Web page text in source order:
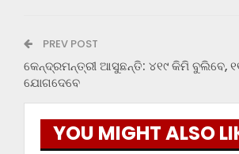
PREV POST
କେନ୍ଦ୍ରମନ୍ତ୍ରୀ ଆସୁଛନ୍ତି: ୪୧୯ କିମି ବୁଲିବେ,
ଯୋଗଦେବେ
YOU MIGHT ALSO